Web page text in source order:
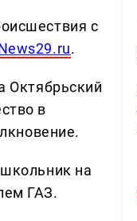
с
.
Октябрьский
в
на
ГАЗ.